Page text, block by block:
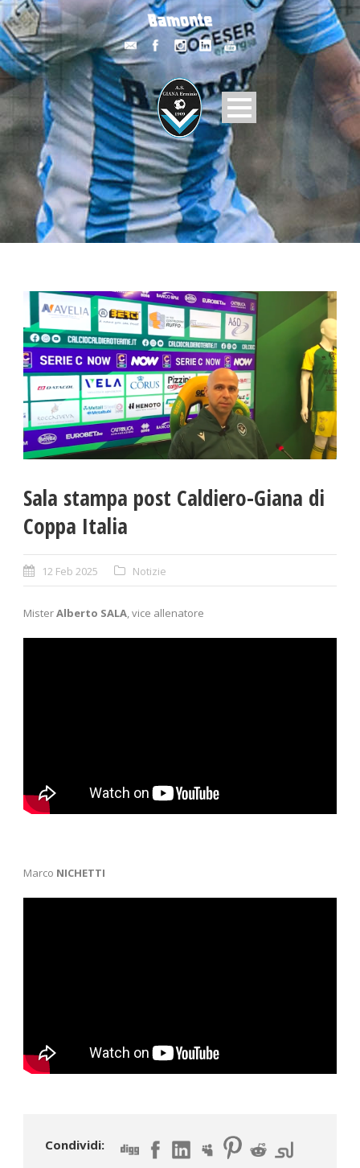
Sala stampa post Caldiero-Giana di
Coppa Italia
12 Feb 2025 Notizie
MisterAlberto SALA, vice allenatore
Marco NICHETTI
Condividi: